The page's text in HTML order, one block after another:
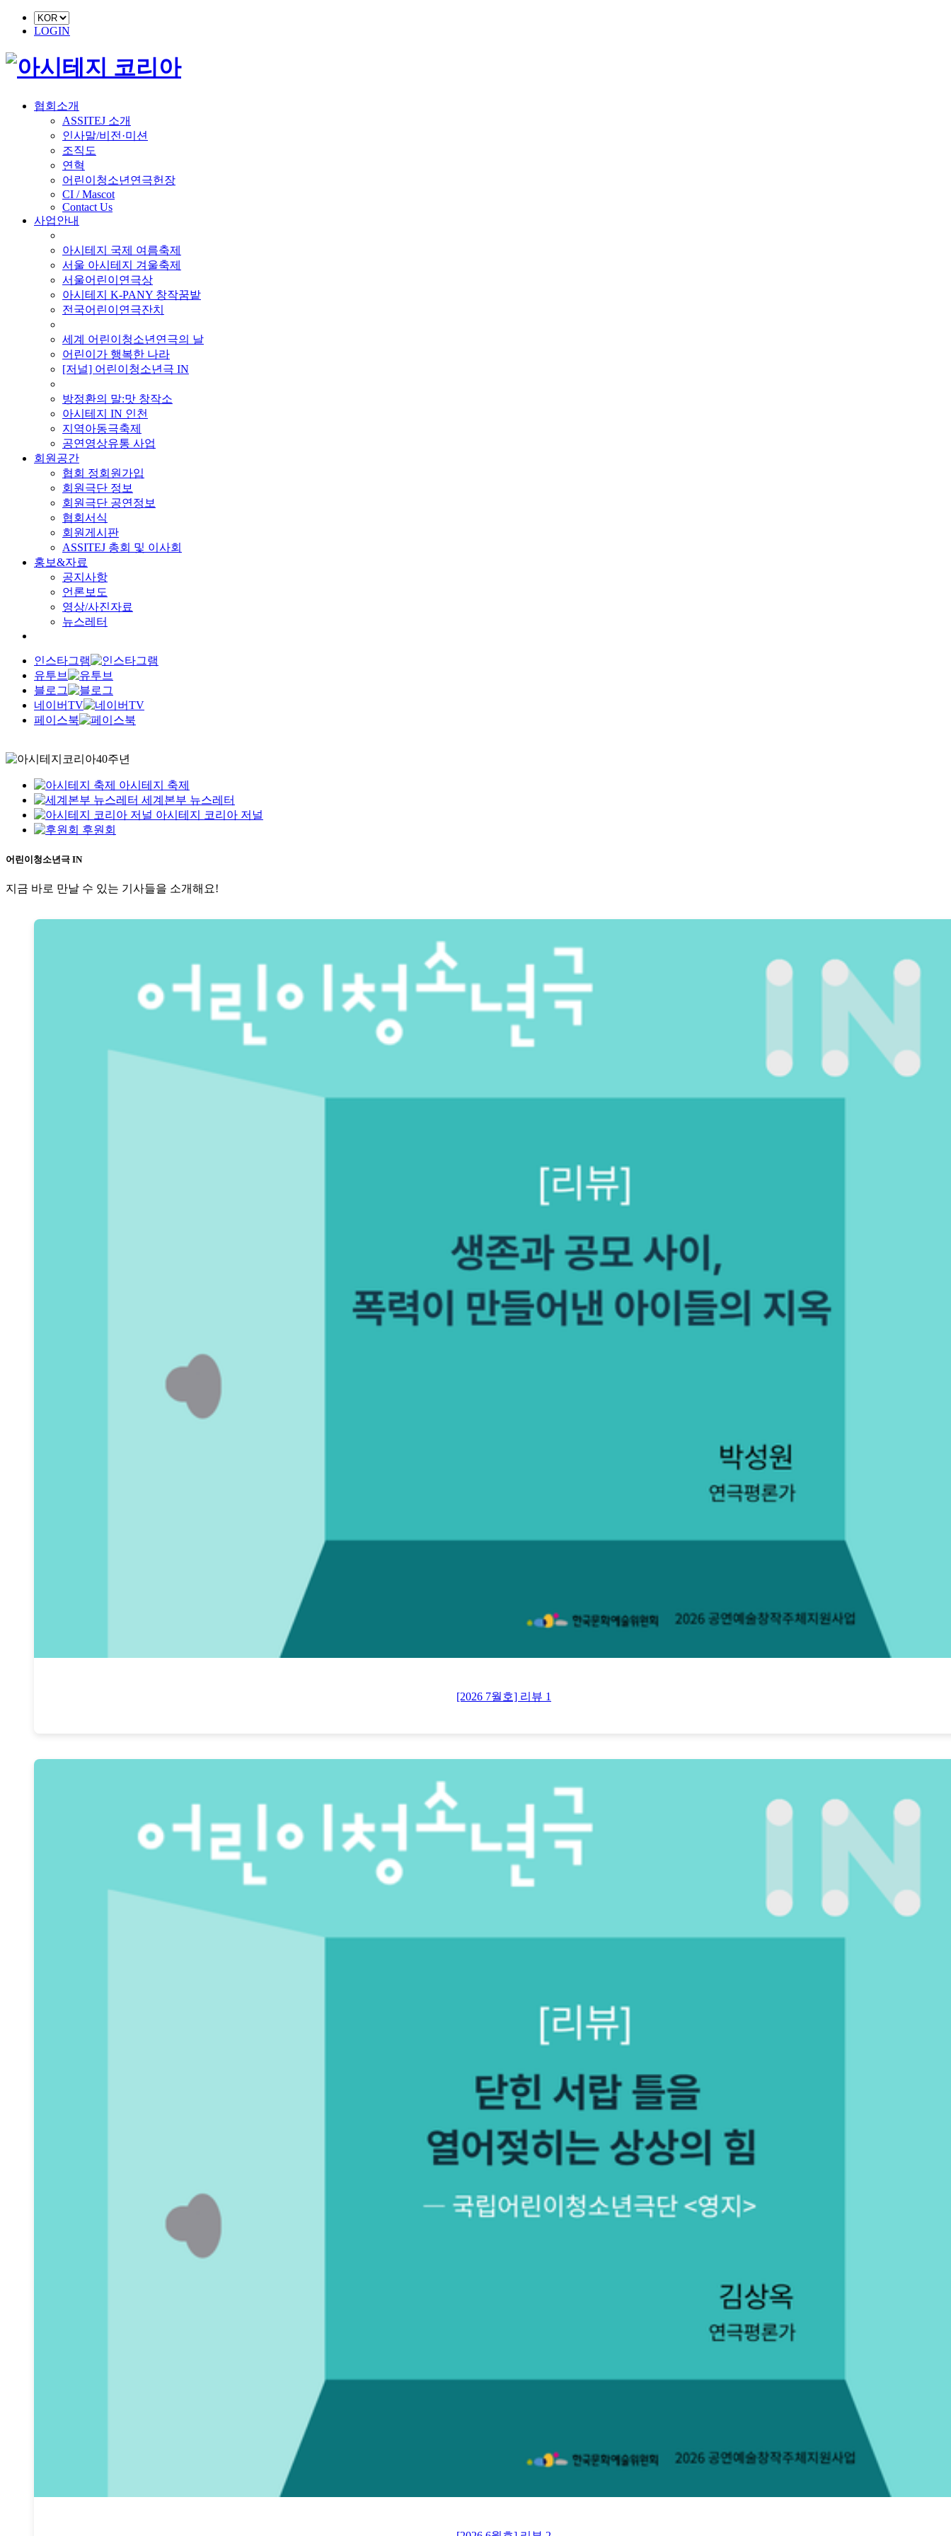
LOGIN
협회소개
ASSITEJ 소개
인사말/비전·미션
조직도
연혁
어린이청소년연극헌장
CI / Mascot
Contact Us
사업안내
아시테지 국제 여름축제
서울 아시테지 겨울축제
서울어린이연극상
아시테지 K-PANY 창작꿈밭
전국어린이연극잔치
세계 어린이청소년연극의 날
어린이가 행복한 나라
[저널] 어린이청소년극 IN
방정환의 말:맛 창작소
아시테지 IN 인천
지역아동극축제
공연영상유통 사업
회원공간
협회 정회원가입
회원극단 정보
회원극단 공연정보
협회서식
회원게시판
ASSITEJ 총회 및 이사회
홍보&자료
공지사항
언론보도
영상/사진자료
뉴스레터
인스타그램
유투브
블로그
네이버TV
페이스북
아시테지 축제
세계본부 뉴스레터
아시테지 코리아 저널
후원회
어린이청소년극 IN
지금 바로 만날 수 있는 기사들을 소개해요!
[2026 7월호] 리뷰 1